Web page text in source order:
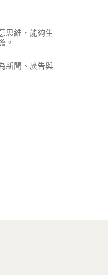
思維，能夠生
。
新聞、廣告與